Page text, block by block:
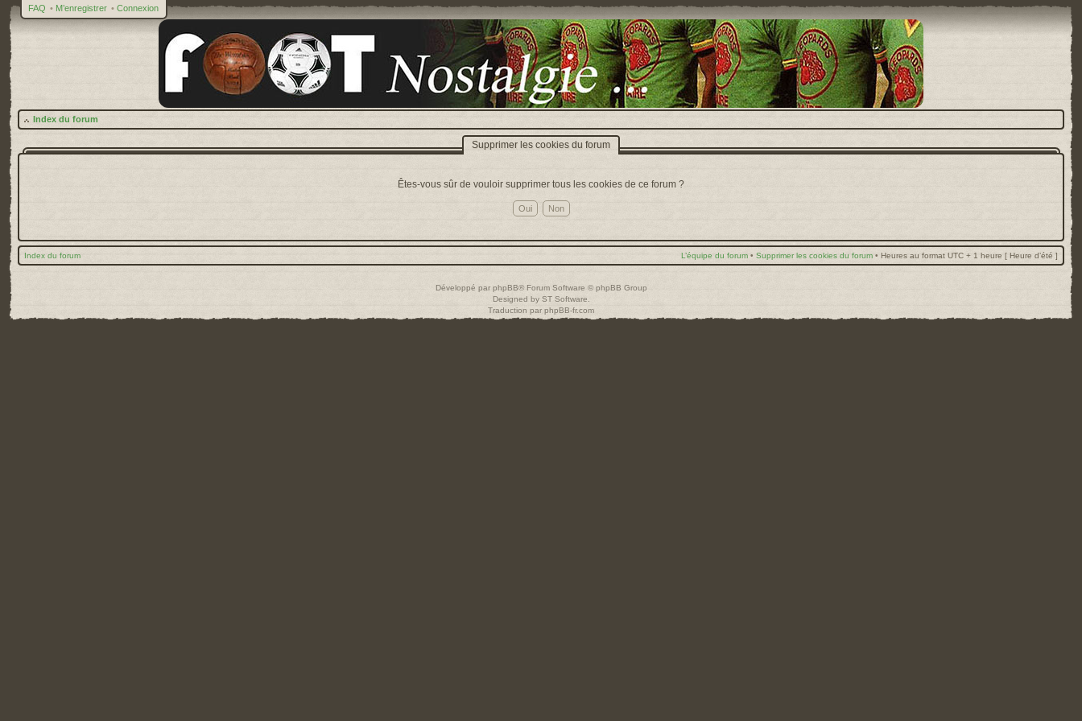
FAQ • M’enregistrer • Connexion
Index du forum
Supprimer les cookies du forum
Êtes-vous sûr de vouloir supprimer tous les cookies de ce forum ?
Index du forum L’équipe du forum • Supprimer les cookies du forum • Heures au format UTC + 1 heure [ Heure d’été ]
Développé par phpBB® Forum Software © phpBB Group
Designed by ST Software
Traduction par phpBB-fr.com